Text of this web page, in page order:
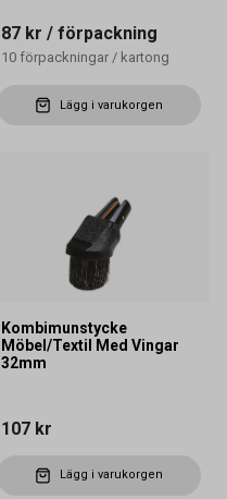
87 kr / förpackning
10 förpackningar / kartong
Lägg i varukorgen
Kombimunstycke
Möbel/Textil Med Vingar
32mm
107 kr
Lägg i varukorgen